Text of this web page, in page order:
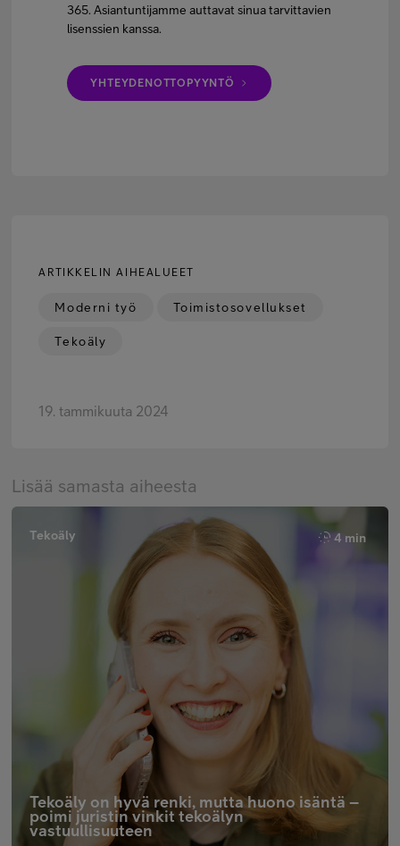
365. Asiantuntijamme auttavat sinua tarvittavien
lisenssien kanssa.
YHTEYDENOTTOPYYNTÖ
Lisää samasta aiheesta
Tekoäly 4 min
Tekoäly on hyvä renki, mutta huono isäntä –
poimi juristin vinkit tekoälyn
vastuullisuuteen
ARTIKKELIN AIHEALUEET
Moderni työ Toimistosovellukset
Tekoäly
19. tammikuuta 2024